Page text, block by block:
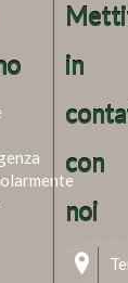
in
con
noi